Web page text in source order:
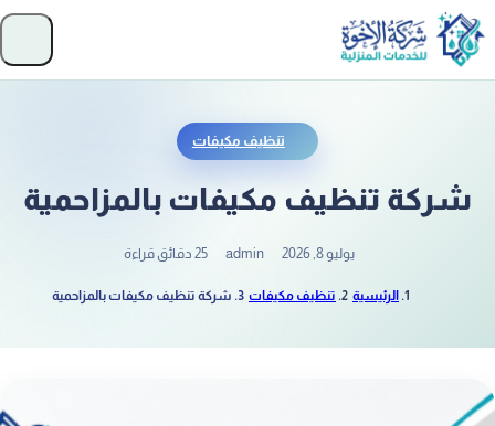
تخطَّ إلى المحتوى
تنظيف مكيفات
شركة تنظيف مكيفات بالمزاحمية
يوليو 8, 2026 admin 25 دقائق قراءة
الرئيسية تنظيف مكيفات شركة تنظيف مكيفات بالمزاحمية